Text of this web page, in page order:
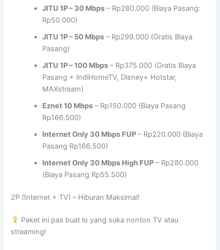
JITU 1P – 30 Mbps – Rp280.000 (Biaya Pasang:
Rp50.000)
JITU 1P – 50 Mbps – Rp299.000 (Gratis Biaya
Pasang)
JITU 1P – 100 Mbps – Rp375.000 (Gratis Biaya
Pasang + IndiHomeTV, Disney+ Hotstar,
MAXstream)
Eznet 10 Mbps – Rp150.000 (Biaya Pasang
Rp166.500)
Internet Only 30 Mbps FUP – Rp220.000 (Biaya
Pasang Rp166.500)
Internet Only 30 Mbps High FUP – Rp280.000
(Biaya Pasang Rp55.500)
2P (Internet + TV) – Hiburan Maksimal!
Paket ini pas buat lo yang suka nonton TV atau
streaming!